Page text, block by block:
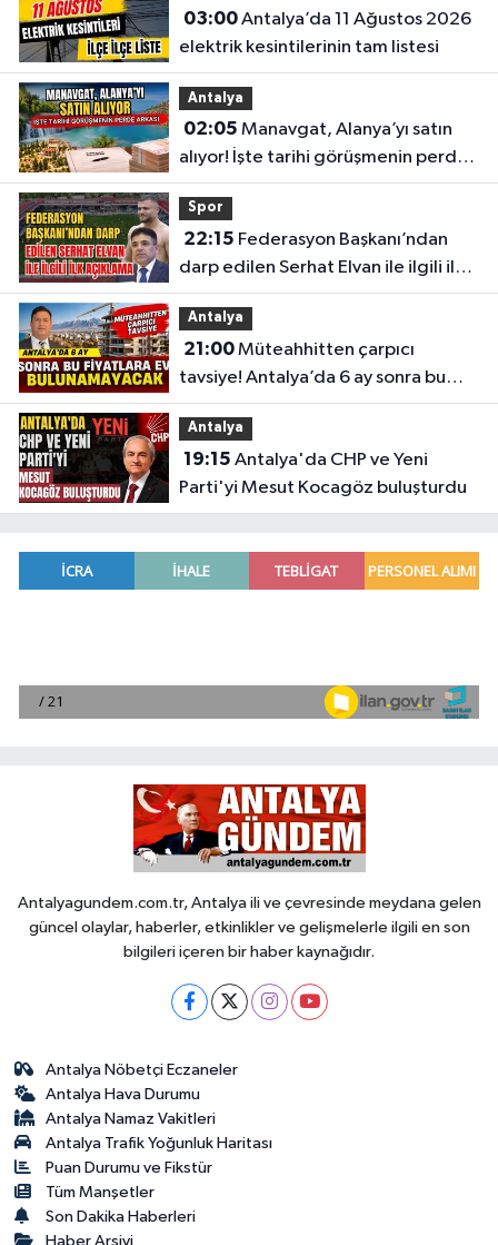
03:00Antalya’da 11 Ağustos 2026
elektrik kesintilerinin tam listesi
Antalya
02:05
alıyor! İşte tarihi görüşmenin perde
arkası
Spor
22:15
darp edilen Serhat Elvan ile ilgili ilk
açıklama
Antalya
21:00Müteahhitten çarpıcı
tavsiye! Antalya’da 6 ay sonra bu
fiyatlara ev bulunamayacak
Antalya
19:15
Parti'yi Mesut Kocagöz buluşturdu
Antalyagundem.com.tr, Antalya ili ve çevresinde meydana gelen
güncel olaylar, haberler, etkinlikler ve gelişmelerle ilgili en son
bilgileri içeren bir haber kaynağıdır.
Antalya Nöbetçi Eczaneler
Antalya Hava Durumu
Antalya Namaz Vakitleri
Antalya Trafik Yoğunluk Haritası
Puan Durumu ve Fikstür
Tüm Manşetler
Son Dakika Haberleri
Haber Arşivi